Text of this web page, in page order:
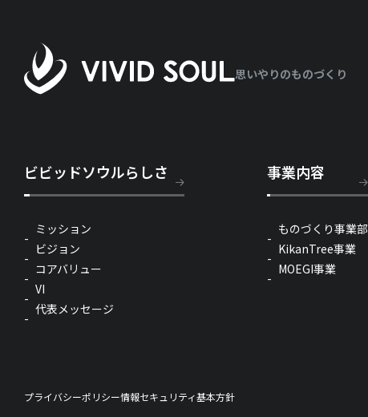
思いやりのものづくり
ビビッドソウルらしさ
ミッション
ビジョン
コアバリュー
VI
代表メッセージ
事業内容
ものづくり事業部
KikanTree事業
MOEGI事業
プライバシーポリシー情報セキュリティ基本方針